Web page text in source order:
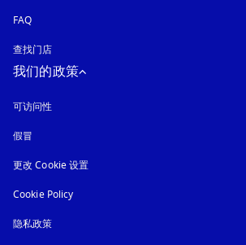
FAQ
查找门店
我们的政策
可访问性
假冒
更改 Cookie 设置
Cookie Policy
隐私政策